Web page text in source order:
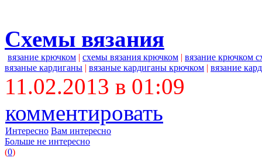
Схемы вязания
вязание крючком | схемы вязания крючком | вязание крючком
вязаные кардиганы | вязаные кардиганы крючком | вязание
11.02.2013 в 01:09
комментировать
Интересно Вам интересно
Больше не интересно
(0)